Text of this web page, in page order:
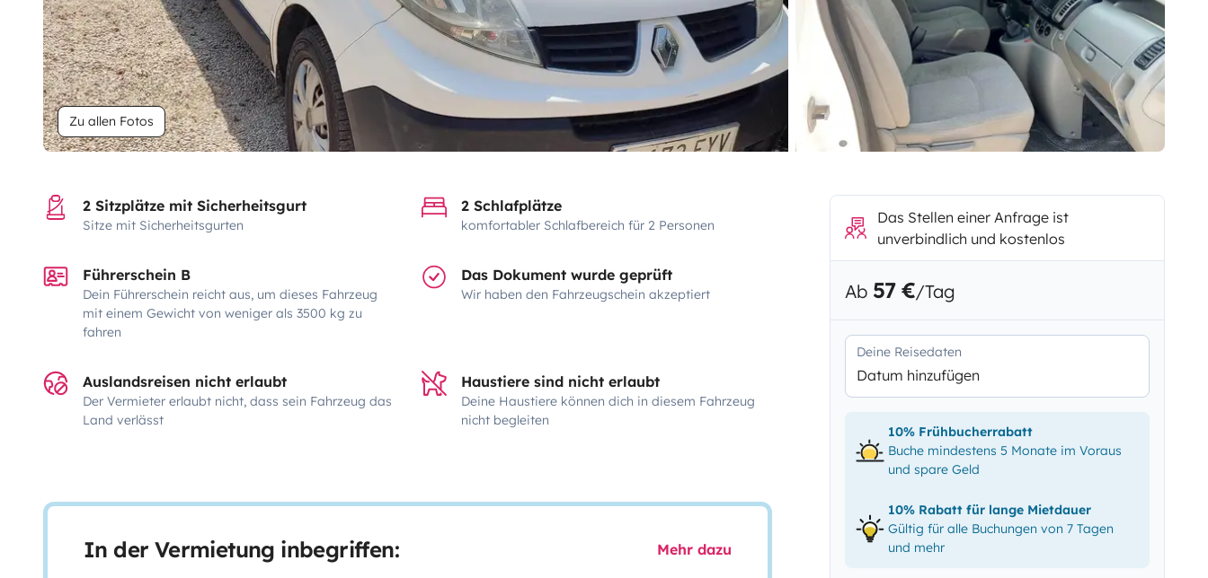
Zu allen Fotos
2 Sitzplätze mit Sicherheitsgurt
Sitze mit Sicherheitsgurten
2 Schlafplätze
komfortabler Schlafbereich für 2 Personen
Führerschein B
Dein Führerschein reicht aus, um dieses Fahrzeug
mit einem Gewicht von weniger als 3500 kg zu
fahren
Das Dokument wurde geprüft
Wir haben den Fahrzeugschein akzeptiert
Auslandsreisen nicht erlaubt
Der Vermieter erlaubt nicht, dass sein Fahrzeug das
Land verlässt
Haustiere sind nicht erlaubt
Deine Haustiere können dich in diesem Fahrzeug
nicht begleiten
In der Vermietung inbegriffen: Mehr dazu
Das Stellen einer Anfrage ist
unverbindlich und kostenlos
Ab 57 €/Tag
Deine Reisedaten
Datum hinzufügen
10% Frühbucherrabatt
Buche mindestens 5 Monate im Voraus
und spare Geld
10% Rabatt für lange Mietdauer
Gültig für alle Buchungen von 7 Tagen
und mehr